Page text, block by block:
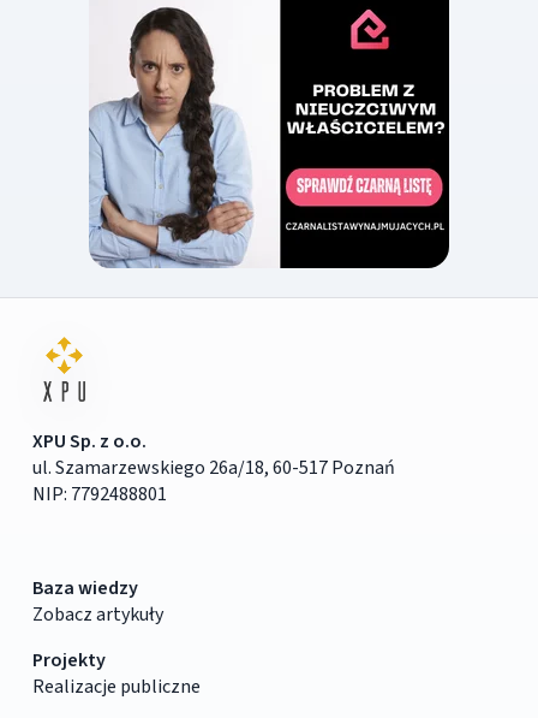
XPU Sp. z o.o.
ul. Szamarzewskiego 26a/18, 60-517 Poznań
NIP: 7792488801
Baza wiedzy
Zobacz artykuły
Projekty
Realizacje publiczne